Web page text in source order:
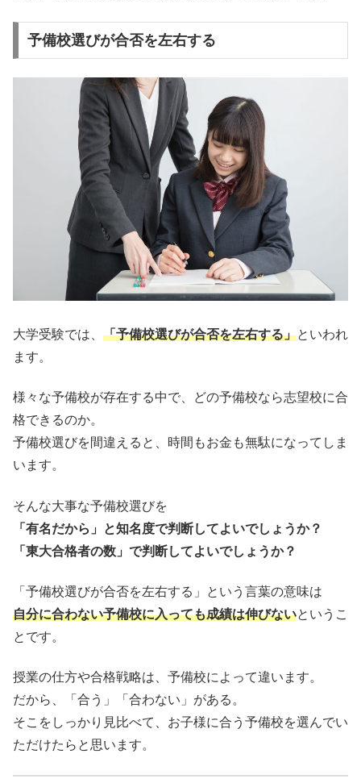
予備校選びが合否を左右する
大学受験では、 「予備校選びが合否を左右する」といわれ
ます。
様々な予備校が存在する中で、どの予備校なら志望校に合
格できるのか。
予備校選びを間違えると、時間もお金も無駄になってしま
います。
そんな大事な予備校選びを
「有名だから」と知名度で判断してよいでしょうか？
「東大合格者の数」で判断してよいでしょうか？
「予備校選びが合否を左右する」という言葉の意味は
自分に合わない予備校に入っても成績は伸びないというこ
とです。
授業の仕方や合格戦略は、予備校によって違います。
だから、「合う」「合わない」がある。
そこをしっかり見比べて、お子様に合う予備校を選んでい
ただけたらと思います。